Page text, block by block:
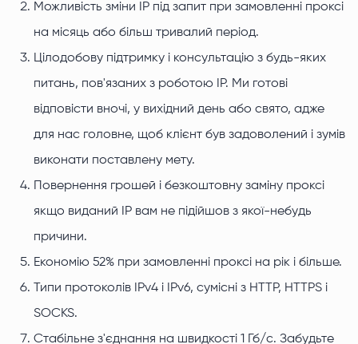
Можливість зміни IP під запит при замовленні проксі
на місяць або більш тривалий період.
Цілодобову підтримку і консультацію з будь-яких
питань, пов'язаних з роботою IP. Ми готові
відповісти вночі, у вихідний день або свято, адже
для нас головне, щоб клієнт був задоволений і зумів
виконати поставлену мету.
Повернення грошей і безкоштовну заміну проксі
якщо виданий IP вам не підійшов з якої-небудь
причини.
Економію 52% при замовленні проксі на рік і більше.
Типи протоколів IPv4 і IPv6, сумісні з HTTP, HTTPS і
SOCKS.
Стабільне з'єднання на швидкості 1 Гб/с. Забудьте